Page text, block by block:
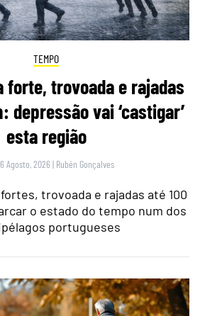
TEMPO
forte, trovoada e rajadas
depressão vai ‘castigar’
esta região
Agosto, 2026 | Rubén Gonçalves
trovoada e rajadas até 100
o estado do tempo num dos
portugueses